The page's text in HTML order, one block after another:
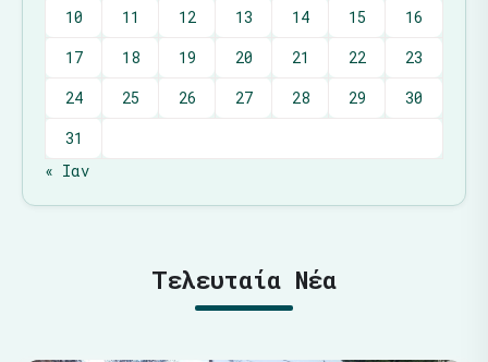
10
11 12 13 14 15
16
17
18 19 20 21 22
23
24
25 26 27 28 29
30
31
« Ιαν
Τελευταία Νέα